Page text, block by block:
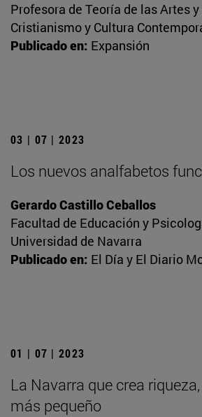
Profesora de Teoría de las Artes
Cristianismo y Cultura
Publicado en: Expansión
03 | 07 | 2023
Los nuevos analfabetos
Gerardo Castillo Ceballos
Facultad de Educación y
Universidad de Navarra
Publicado en: El Día y El Diario
01 | 07 | 2023
La Navarra que crea
más pequeño